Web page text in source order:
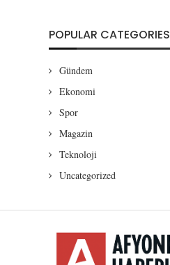
POPULAR CATEGORIES
Gündem
Ekonomi
Spor
Magazin
Teknoloji
Uncategorized